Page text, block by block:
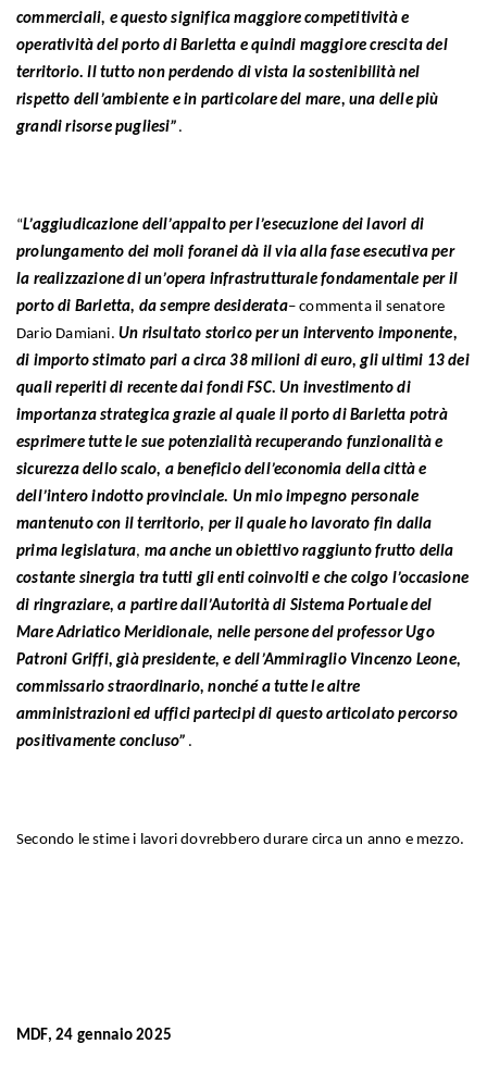
commerciali, e questo significa maggiore competitività e
operatività del porto di Barletta e quindi maggiore crescita del
territorio. Il tutto non perdendo di vista la sostenibilità nel
rispetto dell’ambiente e in particolare del mare, una delle più
grandi risorse pugliesi” .
“L’aggiudicazione dell’appalto per l’esecuzione dei lavori di
prolungamento dei moli foranei dà il via alla fase esecutiva per
la realizzazione di un’opera infrastrutturale fondamentale per il
porto di Barletta, da sempre desiderata– commenta il senatore
Dario Damiani. Un risultato storico per un intervento imponente,
di importo stimato pari a circa 38 milioni di euro, gli ultimi 13 dei
quali reperiti di recente dai fondi FSC. Un investimento di
importanza strategica grazie al quale il porto di Barletta potrà
esprimere tutte le sue potenzialità recuperando funzionalità e
sicurezza dello scalo, a beneficio dell’economia della città e
dell’intero indotto provinciale. Un mio impegno personale
mantenuto con il territorio, per il quale ho lavorato fin dalla
prima legislatura, ma anche un obiettivo raggiunto frutto della
costante sinergia tra tutti gli enti coinvolti e che colgo l’occasione
di ringraziare, a partire dall’Autorità di Sistema Portuale del
Mare Adriatico Meridionale, nelle persone del professor Ugo
Patroni Griffi, già presidente, e dell’Ammiraglio Vincenzo Leone,
commissario straordinario, nonché a tutte le altre
amministrazioni ed uffici partecipi di questo articolato percorso
positivamente concluso” .
Secondo le stime i lavori dovrebbero durare circa un anno e mezzo.
MDF, 24 gennaio 2025